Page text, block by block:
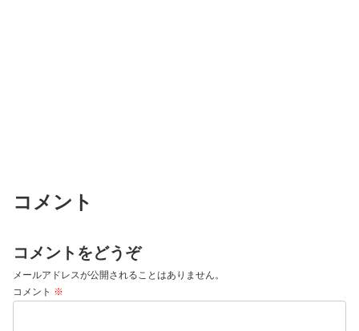
コメント
コメントをどうぞ
メールアドレスが公開されることはありません。
コメント ※